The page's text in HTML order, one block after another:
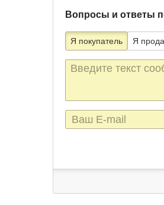
Вопросы и ответы
Я покупатель Я
Текст
сообщения
E-
mail